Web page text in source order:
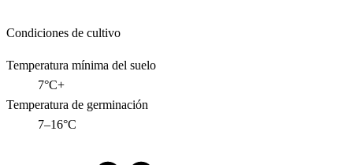
Condiciones de cultivo
Temperatura mínima del suelo
7°C+
Temperatura de germinación
7–16°C